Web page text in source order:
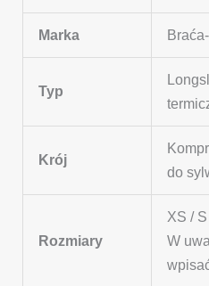
Marka
Typ
Krój
do
Rozmiary
XS /
W